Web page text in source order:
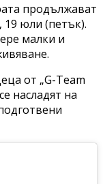
продължават
19 юли (петък).
малки и
от „G-Team
насладят на